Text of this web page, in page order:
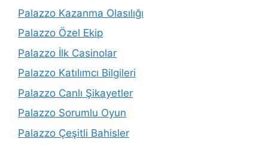
Palazzo Kazanma Olasılığı
Palazzo Özel Ekip
Palazzo İlk Casinolar
Palazzo Katılımcı Bilgileri
Palazzo Canlı Şikayetler
Palazzo Sorumlu Oyun
Palazzo Çeşitli Bahisler